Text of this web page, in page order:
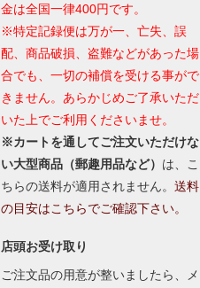
金は全国一律400円です。
※特定記録便は万が一、亡失、誤
配、商品破損、盗難などがあった場
合でも、一切の補償を受ける事がで
きません。あらかじめご了承いただ
いた上でご利用くださいませ。
※カートを通してご注文いただけな
い大型商品（郵趣用品など） は、こ
ちらの送料が適用されません。 送料
の目安はこちらでご確認下さい。
店頭お受け取り
ご注文品の用意が整いましたら、メ